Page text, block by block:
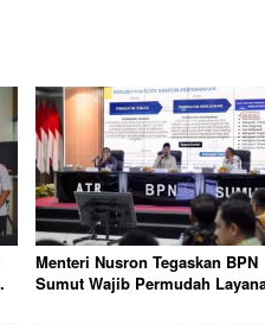
Menteri Nusron Tegaskan BPN
Sumut Wajib Permudah